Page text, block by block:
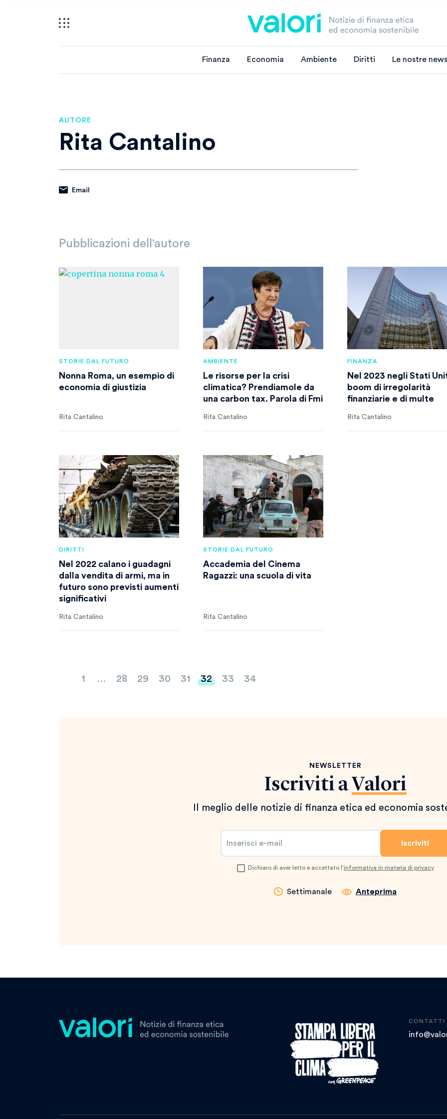
Finanza Economia Ambiente Diritti Le nostre
AUTORE
Rita Cantalino
Email
Pubblicazioni dell'autore
STORIE DAL FUTURO
Nonna Roma, un esempio di
economia di giustizia
Rita Cantalino
AMBIENTE
Le risorse per la crisi
climatica? Prendiamole da
una carbon tax. Parola di Fmi
Rita Cantalino
FINANZA
Nel 2023 negli Stati
boom di irregolarità
finanziarie e di multe
Rita Cantalino
DIRITTI
Nel 2022 calano i guadagni
dalla vendita di armi, ma in
futuro sono previsti aumenti
significativi
Rita Cantalino
STORIE DAL FUTURO
Accademia del Cinema
Ragazzi: una scuola di vita
Rita Cantalino
Paginazione
1 … 28 29 30 31 32 33 34
NEWSLETTER
Iscriviti a Valori
Il meglio delle notizie di finanza etica ed economia
Dichiaro di aver letto e accettato l’informativa in materia di privacy
Settimanale Anteprima
CONTATTI